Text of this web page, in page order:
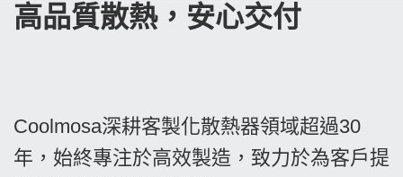
高品質散熱，安心交付
Coolmosa深耕客製化散熱器領域超過30
年，始終專注於高效製造，致力於為客戶提